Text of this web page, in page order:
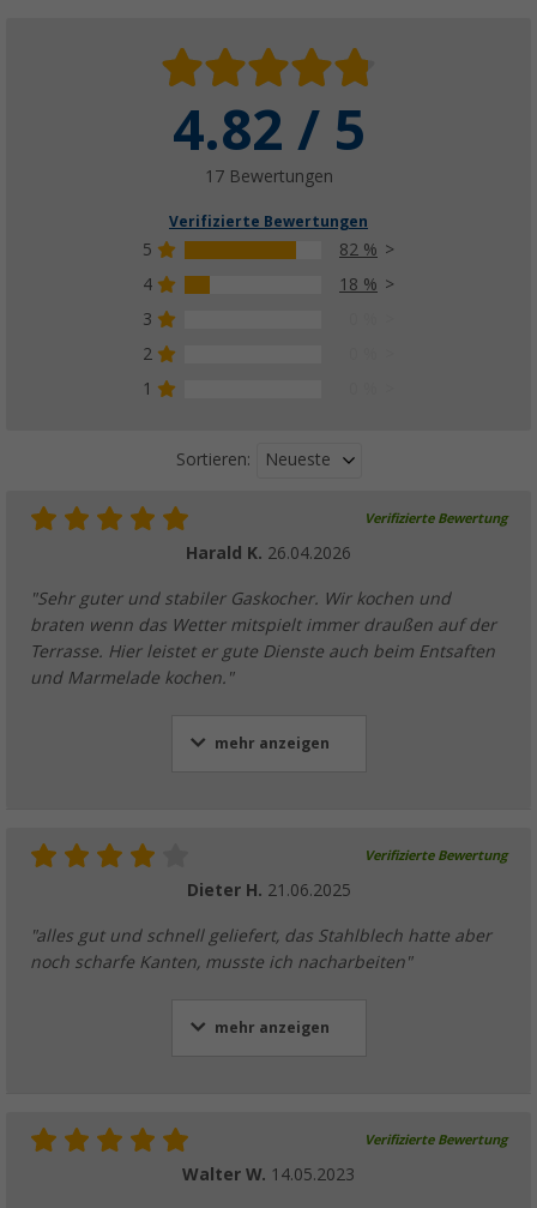
4.82 / 5
17 Bewertungen
Verifizierte Bewertungen
5
82 %
4
18 %
3
2
1
Sortieren: Neueste
Verifizierte Bewertung
Harald K. 26.04.2026
"Sehr guter und stabiler Gaskocher. Wir kochen und
braten wenn das Wetter mitspielt immer draußen auf der
Terrasse. Hier leistet er gute Dienste auch beim Entsaften
und Marmelade kochen."
mehr anzeigen
Verifizierte Bewertung
Dieter H. 21.06.2025
"alles gut und schnell geliefert, das Stahlblech hatte aber
noch scharfe Kanten, musste ich nacharbeiten"
mehr anzeigen
Verifizierte Bewertung
Walter W. 14.05.2023